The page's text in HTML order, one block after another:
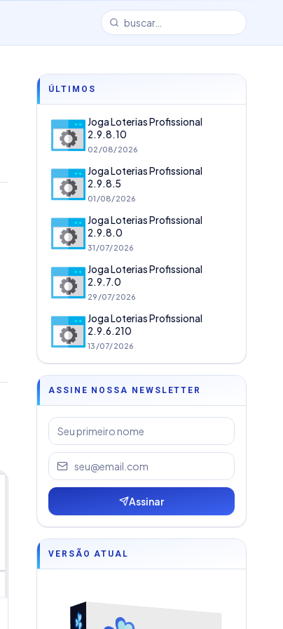
ÚLTIMOS
Joga Loterias Profissional
2.9.8.10
02/08/2026
Joga Loterias Profissional
2.9.8.5
01/08/2026
Joga Loterias Profissional
2.9.8.0
31/07/2026
Joga Loterias Profissional
2.9.7.0
29/07/2026
Joga Loterias Profissional
2.9.6.210
13/07/2026
ASSINE NOSSA NEWSLETTER
Assinar
VERSÃO ATUAL